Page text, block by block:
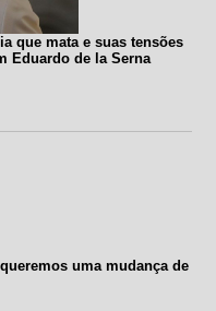
que mata e suas tensões
Eduardo de la Serna
uma mudança de